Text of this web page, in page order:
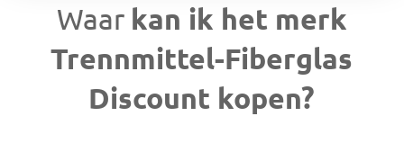
Huidige locatie
Waar kan ik het merk
Trennmittel-Fiberglas
Discount kopen?